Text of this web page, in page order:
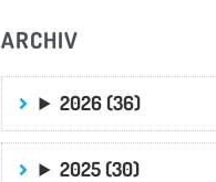
ARCHIV
2026 (36)
2025 (30)